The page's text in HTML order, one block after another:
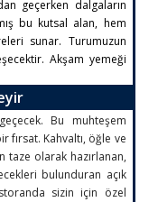
geçerken dalgaların
bu kutsal alan, hem
sunar. Turumuzun
Akşam yemeği
Bu muhteşem
fırsat. Kahvaltı, öğle ve
taze olarak hazırlanan,
bulunduran açık
sizin için özel